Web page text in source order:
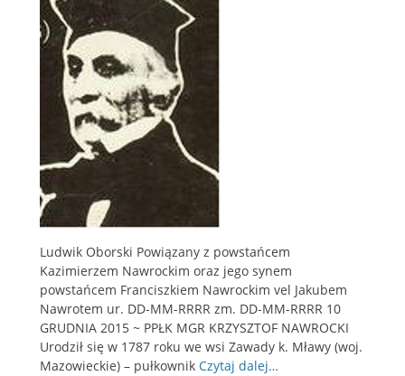
Ludwik Oborski Powiązany z powstańcem
Kazimierzem Nawrockim oraz jego synem
powstańcem Franciszkiem Nawrockim vel Jakubem
Nawrotem ur. DD-MM-RRRR zm. DD-MM-RRRR 10
GRUDNIA 2015 ~ PPŁK MGR KRZYSZTOF NAWROCKI
Urodził się w 1787 roku we wsi Zawady k. Mławy (woj.
Mazowieckie) – pułkownik Czytaj dalej…